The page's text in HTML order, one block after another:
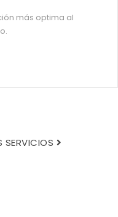
más optima al
SERVICIOS